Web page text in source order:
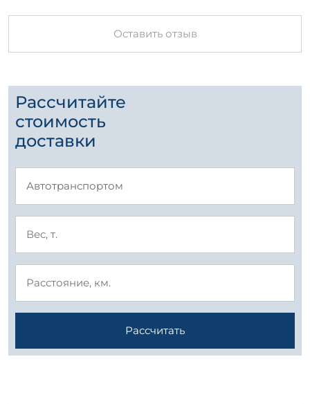
Оставить отзыв
Рассчитайте
стоимость
доставки
Рассчитать